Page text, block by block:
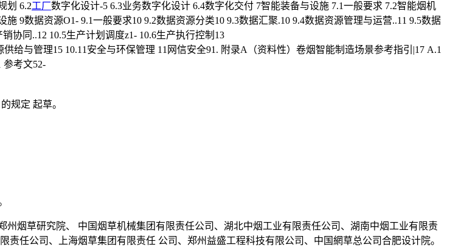
划 6.2工厂数字化设计-5 6.3业务数字化设计 6.4数字化交付 7智能装备与设施 7.1一般要求 7.2智能烟机
9数据资源O1- 9.1一般要求10 9.2数据资源分类10 9.3数据汇聚.10 9.4数据资源管理与运营..11 9.5数据
协同..12 10.5生产计划调度z1- 10.6生产执行控制13
给与管理15 10.11安全与环保管理 11网信安全91. 附录A（资料性）卷烟智能制造场景参考指引|17 A.1
参考文52-
规定 起草。
烟草研究院、 中国烟草机械集团有限责任公司、湖北中烟工业有限责任公司、湖南中烟工业有限责
任公司、上海烟草集团有限责任 公司、郑州益盛工程科技有限公司、中国網草总公司合肥设计院。